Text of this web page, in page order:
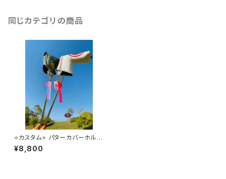
同じカテゴリの商品
⭐️カスタム⭐️ パターカバーホルダ
ー
¥8,800